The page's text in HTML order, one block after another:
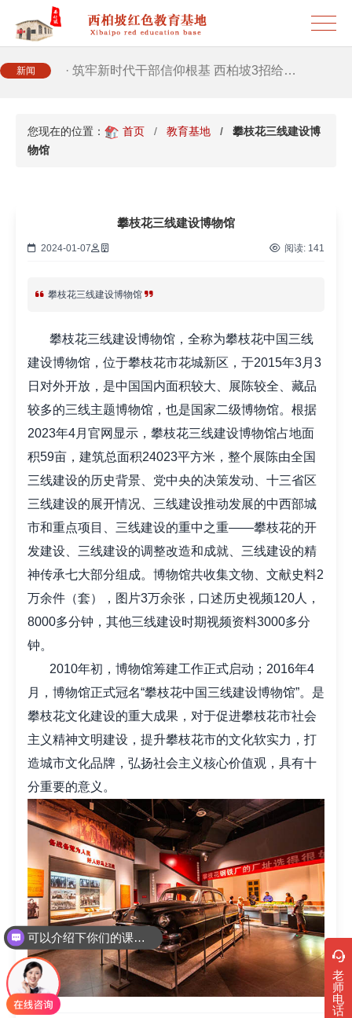
新闻
· 筑牢新时代干部信仰根基 西柏坡3招给…
· 干部培训告别形式主义 3大西柏坡教法…
您现在的位置： 首页 教育基地
攀枝花三线建设博
物馆
攀枝花三线建设博物馆
2024-01-07 阅读: 141
攀枝花三线建设博物馆
攀枝花三线建设博物馆，全称为攀枝花中国三线
建设博物馆，位于攀枝花市花城新区，于2015年3月3
日对外开放，是中国国内面积较大、展陈较全、藏品
较多的三线主题博物馆，也是国家二级博物馆。根据
2023年4月官网显示，攀枝花三线建设博物馆占地面
积59亩，建筑总面积24023平方米，整个展陈由全国
三线建设的历史背景、党中央的决策发动、十三省区
三线建设的展开情况、三线建设推动发展的中西部城
市和重点项目、三线建设的重中之重——攀枝花的开
发建设、三线建设的调整改造和成就、三线建设的精
神传承七大部分组成。博物馆共收集文物、文献史料2
万余件（套），图片3万余张，口述历史视频120人，
8000多分钟，其他三线建设时期视频资料3000多分
钟。
2010年初，博物馆筹建工作正式启动；2016年4
月，博物馆正式冠名“攀枝花中国三线建设博物馆”。是
攀枝花文化建设的重大成果，对于促进攀枝花市社会
主义精神文明建设，提升攀枝花市的文化软实力，打
造城市文化品牌，弘扬社会主义核心价值观，具有十
分重要的意义。
老
师
电
话
可以介绍下你们的课程吗？